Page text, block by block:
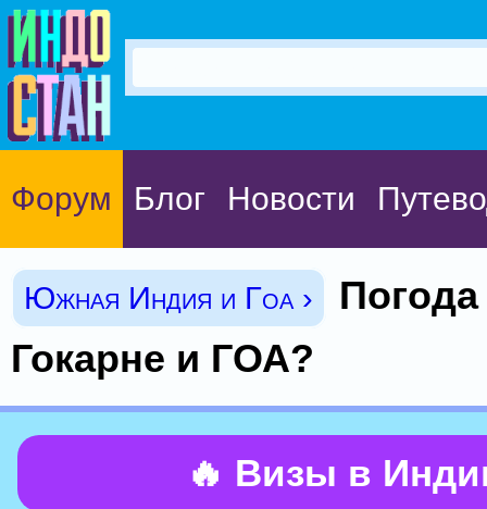
Форум Блог Новости
Южная Индия и Гоа ›
Гокарне и ГОА?
🔥 Визы в